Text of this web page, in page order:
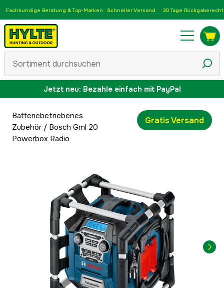
Fachkundige Beratung & Top-Marken Schneller Versand 30 Tage Rückgaberecht
Jetzt neu: Bezahle einfach mit PayPal
Batteriebetriebenes
Zubehör/ Bosch Gml 20
Powerbox Radio
Gratis Versand